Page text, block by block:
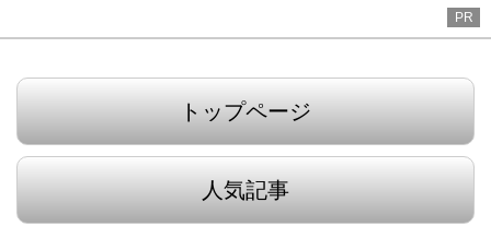
PR
トップページ
人気記事